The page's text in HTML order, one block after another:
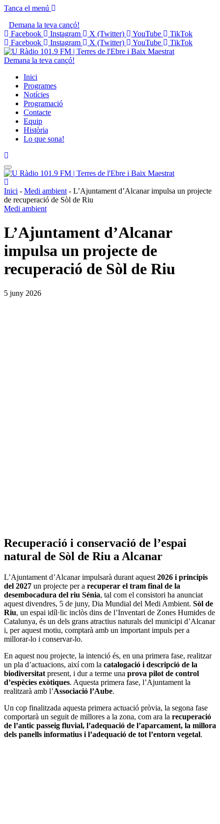
Tanca el menú
Demana la teva cançó!
Facebook
Instagram X (Twitter) YouTube
TikTok
Facebook
Instagram X (Twitter) YouTube TikTok
Demana la teva cançó!
Inici
Programes
Notícies
Programació
Contacte
Equip
Història
Lo que sona!
Inici - Medi ambient - L’Ajuntament d’Alcanar impulsa un projecte
de recuperació de Sòl de Riu
Medi ambient
L’Ajuntament d’Alcanar
impulsa un projecte de
recuperació de Sòl de Riu
5 juny 2026
Recuperació i conservació de l’espai
natural de Sòl de Riu a Alcanar
L’Ajuntament d’Alcanar impulsarà durant aquest 2026 i principis
del 2027 un projecte per a recuperar el tram final de la
desembocadura del riu Sénia, tal com el consistori ha anunciat
aquest divendres, 5 de juny, Dia Mundial del Medi Ambient. Sòl de
Riu, un espai idíl·lic inclòs dins de l’Inventari de Zones Humides de
Catalunya, és un dels grans atractius naturals del municipi d’Alcanar
i, per aquest motiu, comptarà amb un important impuls per a
millorar-lo i conservar-lo.
En aquest nou projecte, la intenció és, en una primera fase, realitzar
un pla d’actuacions, així com la catalogació i descripció de la
biodiversitat present, i dur a terme una prova pilot de control
d’espècies exòtiques. Aquesta primera fase, l’Ajuntament la
realitzarà amb l’Associació l’Aube.
Un cop finalitzada aquesta primera actuació pròvia, la segona fase
comportarà un seguit de millores a la zona, com ara la recuperació
de l’antic passeig fluvial, l’adequació de l’aparcament, la millora
dels panells informatius i l’adequació de tot l’entorn vegetal.